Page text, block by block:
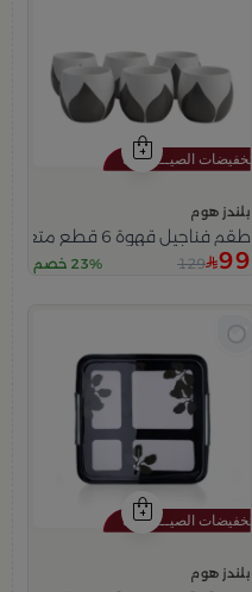
بلندز هوم
طقم فناجيل قهوة 6 قطع متعدد الألوان خزفي من أزوريا
99
129 23% خصم
بلندز هوم